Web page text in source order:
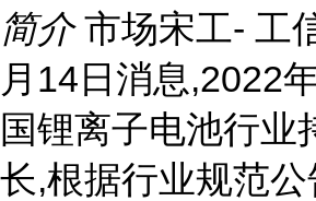
简介 市场宋工- 工
月14日消息,2022
国锂离子电池行业
长,根据行业规范